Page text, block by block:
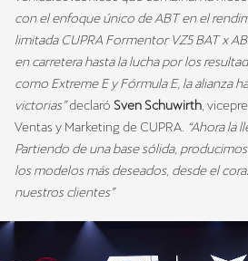
con el enfoque único de ABT en el
limitada CUPRA Formentor VZ5 BAT x
en carretera hasta la lucha por los
como Extreme E y Fórmula E, la alianza
victorias”declaró Sven Schuwirth ,
Ventas y Marketing de CUPRA. “Ahora la
Partiendo de una base sólida,
los modelos más deseados, desde el
nuestros clientes”